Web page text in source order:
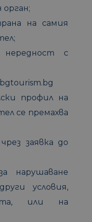
на самия
с
профил на
се премахва
заявка до
нарушаване
условия,
или на